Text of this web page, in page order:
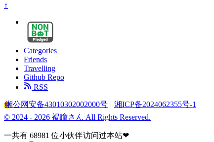
↑
Categories
Friends
Travelling
Github Repo
RSS
湘公网安备43010302002000号 | 湘ICP备2024062355号-1
© 2024 - 2026 褐瞳さん All Rights Reserved.
一共有 68981 位小伙伴访问过本站❤